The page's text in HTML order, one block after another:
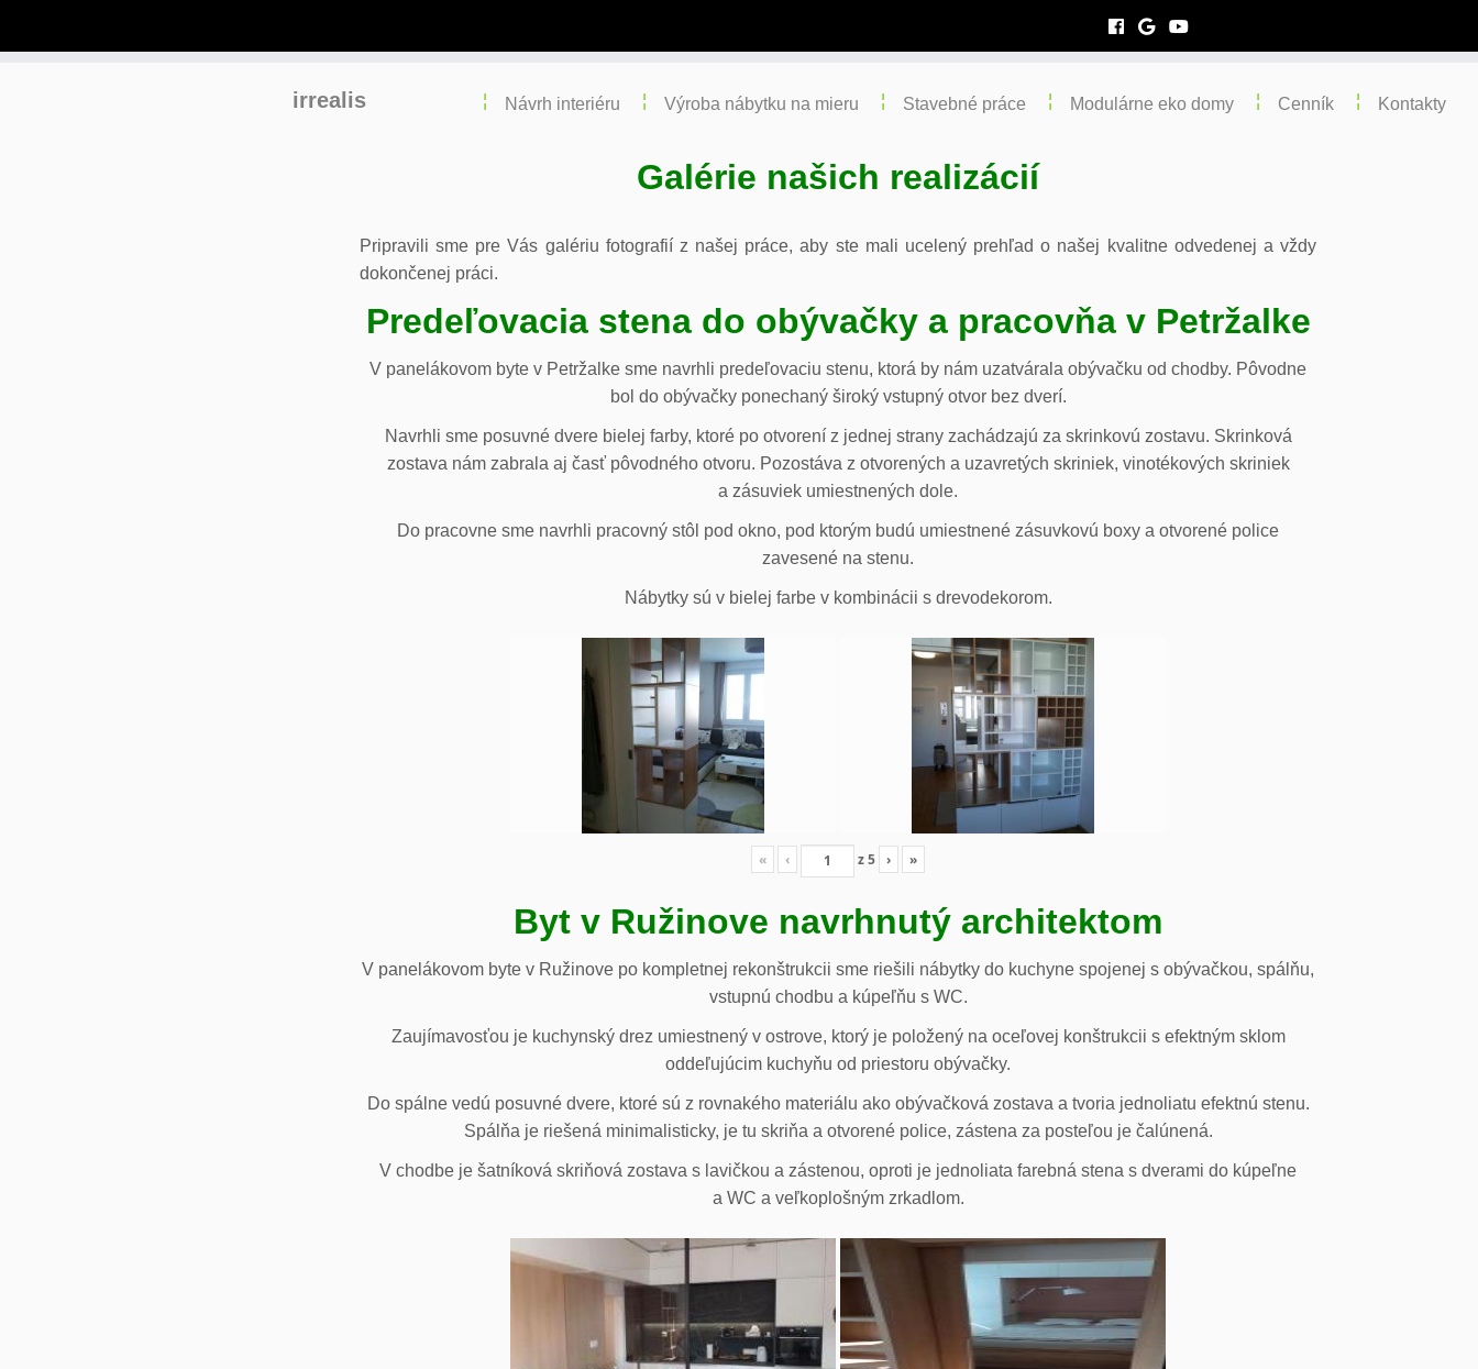
irrealis Návrh interiéru Výroba nábytku na mieru Stavebné práce Modulárne eko domy Cenník Kontakty
Galérie našich realizácií
Pripravili sme pre Vás galériu fotografií z našej práce, aby ste mali ucelený prehľad o našej kvalitne odvedenej a vždy
dokončenej práci.
Predeľovacia stena do obývačky a pracovňa v Petržalke
V panelákovom byte v Petržalke sme navrhli predeľovaciu stenu, ktorá by nám uzatvárala obývačku od chodby. Pôvodne
bol do obývačky ponechaný široký vstupný otvor bez dverí.
Navrhli sme posuvné dvere bielej farby, ktoré po otvorení z jednej strany zachádzajú za skrinkovú zostavu. Skrinková
zostava nám zabrala aj časť pôvodného otvoru. Pozostáva z otvorených a uzavretých skriniek, vinotékových skriniek
a zásuviek umiestnených dole.
Do pracovne sme navrhli pracovný stôl pod okno, pod ktorým budú umiestnené zásuvkovú boxy a otvorené police
zavesené na stenu.
Nábytky sú v bielej farbe v kombinácii s drevodekorom.
« ‹ z5 › »
Byt v Ružinove navrhnutý architektom
V panelákovom byte v Ružinove po kompletnej rekonštrukcii sme riešili nábytky do kuchyne spojenej s obývačkou, spálňu,
vstupnú chodbu a kúpeľňu s WC.
Zaujímavosťou je kuchynský drez umiestnený v ostrove, ktorý je položený na oceľovej konštrukcii s efektným sklom
oddeľujúcim kuchyňu od priestoru obývačky.
Do spálne vedú posuvné dvere, ktoré sú z rovnakého materiálu ako obývačková zostava a tvoria jednoliatu efektnú stenu.
Spálňa je riešená minimalisticky, je tu skriňa a otvorené police, zástena za posteľou je čalúnená.
V chodbe je šatníková skriňová zostava s lavičkou a zástenou, oproti je jednoliata farebná stena s dverami do kúpeľne
a WC a veľkoplošným zrkadlom.